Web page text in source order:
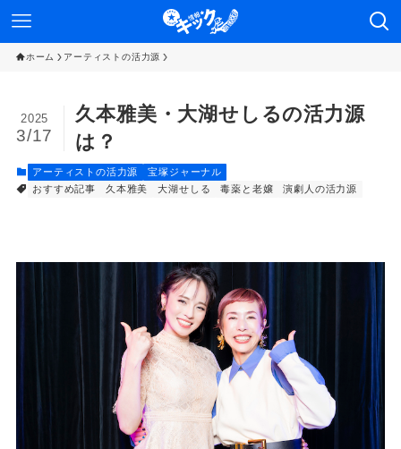
ホーム アーティストの活力源
久本雅美・大湖せしるの活力源
は？
2025
3/17
アーティストの活力源
宝塚ジャーナル
おすすめ記事
久本雅美 大湖せしる 毒薬と老嬢 演劇人の活力源